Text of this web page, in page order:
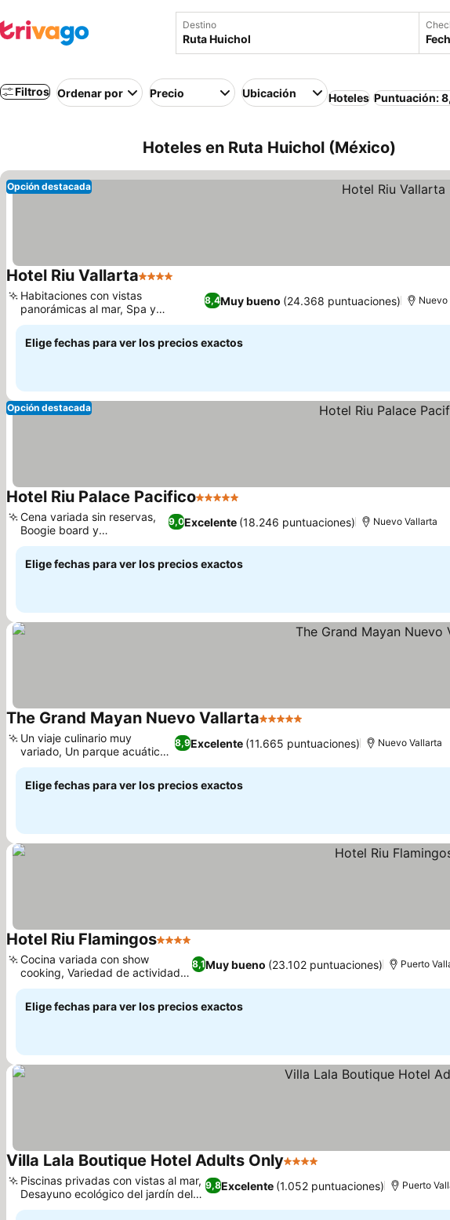
Destino
Filtros Ordenar por Precio Ubicación Hoteles Puntuación:
Hoteles en Ruta Huichol (México)
Opción destacada
Hotel Riu Vallarta4 Estrellas
8,4Muy bueno (24.368 puntuaciones)
Habitaciones con vistas
panorámicas al mar, Spa y
bienestar para rejuvenecer
Nuevo
Elige fechas para ver los precios exactos
Opción destacada
Hotel Riu Palace Pacifico5 Estrellas
9,0Excelente (18.246 puntuaciones)
Cena variada sin reservas,
Boogie board y
paddleboard
Nuevo Vallarta
Elige fechas para ver los precios exactos
The Grand Mayan Nuevo Vallarta5 Estrellas
8,9Excelente (11.665 puntuaciones)
Un viaje culinario muy
variado, Un parque acuático
enorme
Nuevo Vallarta
Elige fechas para ver los precios exactos
Hotel Riu Flamingos4 Estrellas
8,1Muy bueno (23.102 puntuaciones)
Cocina variada con show
cooking, Variedad de actividades
acuáticas
Puerto
Elige fechas para ver los precios exactos
Villa Lala Boutique Hotel Adults Only4 Estrellas
9,8Excelente (1.052 puntuaciones)
Piscinas privadas con vistas al mar,
Desayuno ecológico del jardín del
hotel
Puerto